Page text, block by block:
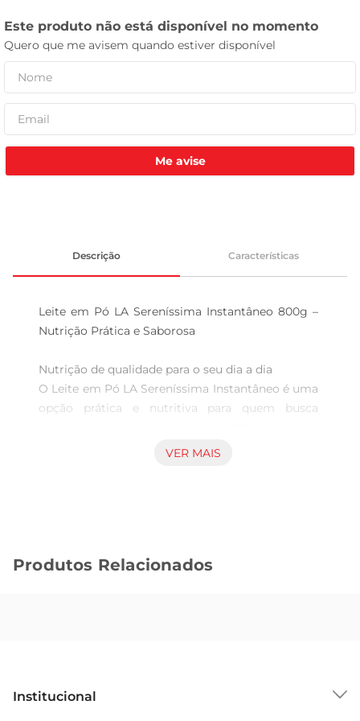
Me avise
Descrição Características
Leite em Pó LA Sereníssima Instantâneo 800g –
Nutrição Prática e Saborosa
Nutrição de qualidade para o seu dia a dia
O Leite em Pó LA Sereníssima Instantâneo é uma
opção prática e nutritiva para quem busca
em pó é ideal para preparar receitas, bebidas ou
Praticidade no preparo
quem tem uma rotina agitada, mas não abre
VER MAIS
Produtos Relacionados
Institucional
leite pó